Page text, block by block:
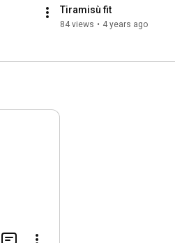
Tiramisù fit
84 views • 4 years ago